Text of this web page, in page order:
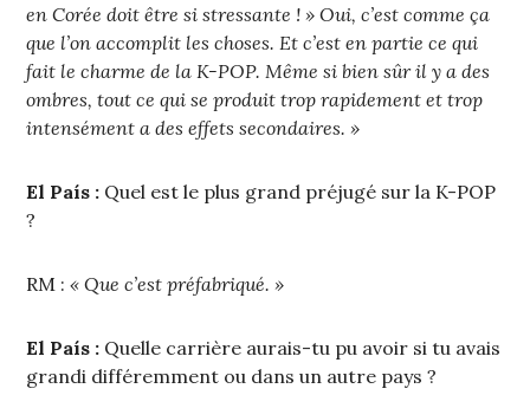
en Corée doit être si stressante ! » Oui, c’est comme ça
que l’on accomplit les choses. Et c’est en partie ce qui
fait le charme de la K-POP. Même si bien sûr il y a des
ombres, tout ce qui se produit trop rapidement et trop
intensément a des effets secondaires. »
El País : Quel est le plus grand préjugé sur la K-POP
?
RM :« Que c’est préfabriqué. »
El País : Quelle carrière aurais-tu pu avoir si tu avais
grandi différemment ou dans un autre pays ?